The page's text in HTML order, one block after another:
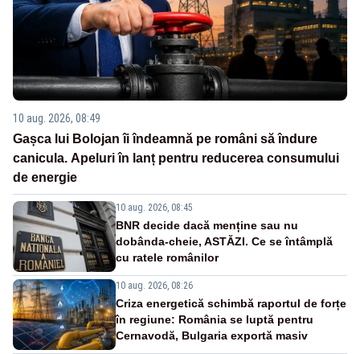
10 aug. 2026, 08:49
Gașca lui Bolojan îi îndeamnă pe români să îndure
canicula. Apeluri în lanț pentru reducerea consumului
de energie
10 aug. 2026, 08:45
BNR decide dacă menține sau nu
dobânda-cheie, ASTĂZI. Ce se întâmplă
cu ratele românilor
10 aug. 2026, 08:26
Criza energetică schimbă raportul de forțe
în regiune: România se luptă pentru
Cernavodă, Bulgaria exportă masiv